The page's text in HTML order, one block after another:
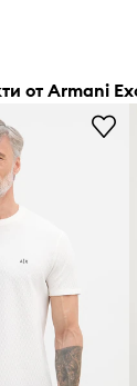
от Armani